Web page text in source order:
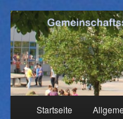
Zum
Startseite